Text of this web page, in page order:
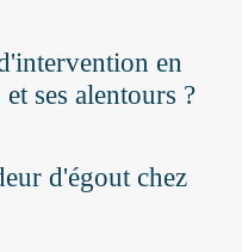
en
ses alentours ?
d'égout chez